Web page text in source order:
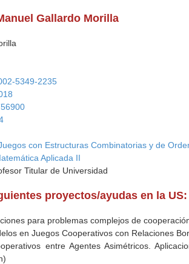
Gallardo Morilla
5349-2235
con Estructuras Combinatorias y de
Aplicada II
Titular de Universidad
proyectos/ayudas en la US:
para problemas complejos de
en Juegos Cooperativos con Relaciones
entre Agentes Asimétricos.